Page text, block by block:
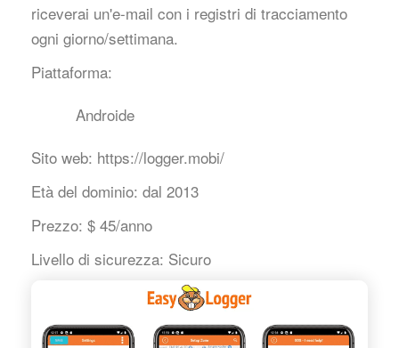
riceverai un'e-mail con i registri di tracciamento
ogni giorno/settimana.
Piattaforma:
Androide
Sito web: https://logger.mobi/
Età del dominio: dal 2013
Prezzo: $ 45/anno
Livello di sicurezza: Sicuro